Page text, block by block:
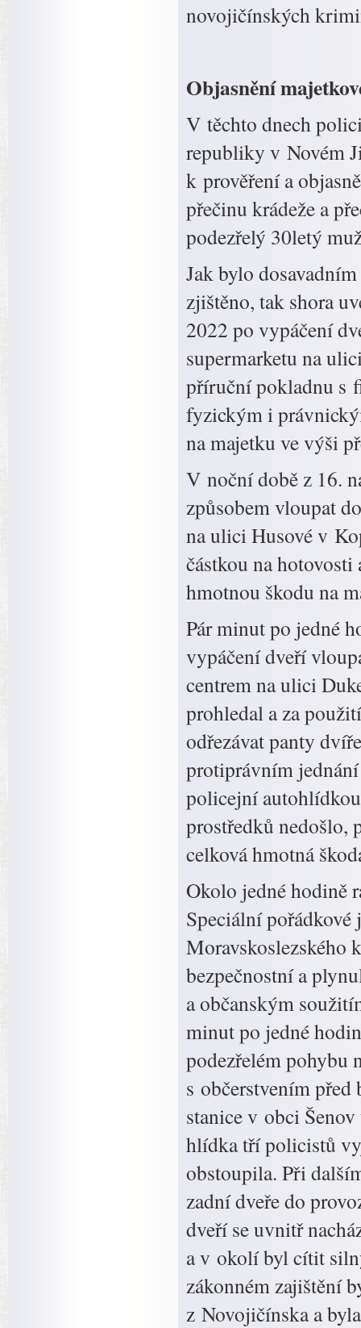
novojičínských
Objasnění
V těchto dnech
republiky v Novém
k prověření a
přečinu krádeže a
podezřelý 30letý
Jak bylo
zjištěno, tak shora
2022 po vypáčení
supermarketu na
příruční pokladnu s
fyzickým i
na majetku ve výši
V noční době z 16.
způsobem vloupat
na ulici Husové v
částkou na
hmotnou škodu na
Pár minut po jedné
vypáčení dveří
centrem na ulici
prohledal a za
odřezávat panty
protiprávním
policejní
prostředků nedošlo,
celková hmotná
Okolo jedné hodině
Speciální
Moravskoslezského
bezpečnostní a
a občanským
minut po jedné
podezřelém pohybu
s občerstvením
stanice v obci
hlídka tří policistů
obstoupila. Při
zadní dveře do
dveří se uvnitř
a v okolí byl cítit
zákonném zajištění
z Novojičínska a